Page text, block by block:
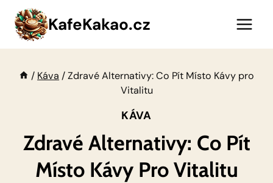
Přeskočit
obsah
KafeKakao.cz
/ Káva /Zdravé Alternativy: Co Pít Místo Kávy pro
Vitalitu
KÁVA
Zdravé Alternativy: Co Pít
Místo Kávy Pro Vitalitu